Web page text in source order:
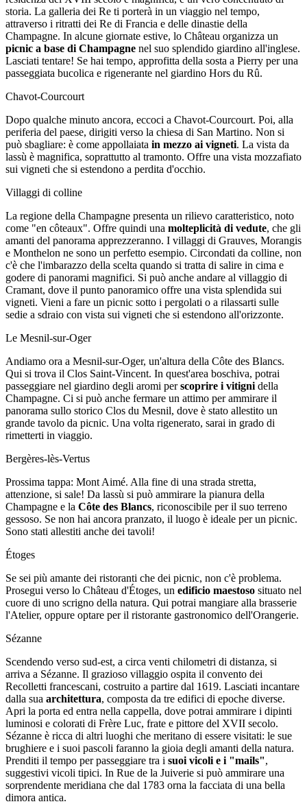
storia. La galleria dei Re ti porterà in un viaggio nel tempo,
attraverso i ritratti dei Re di Francia e delle dinastie della
Champagne. In alcune giornate estive, lo Château organizza un
picnic a base di Champagne nel suo splendido giardino all'inglese.
Lasciati tentare! Se hai tempo, approfitta della sosta a Pierry per una
passeggiata bucolica e rigenerante nel giardino Hors du Rû.
Chavot-Courcourt
Dopo qualche minuto ancora, eccoci a Chavot-Courcourt. Poi, alla
periferia del paese, dirigiti verso la chiesa di San Martino. Non si
può sbagliare: è come appollaiata in mezzo ai vigneti. La vista da
lassù è magnifica, soprattutto al tramonto. Offre una vista mozzafiato
sui vigneti che si estendono a perdita d'occhio.
Villaggi di colline
La regione della Champagne presenta un rilievo caratteristico, noto
come "en côteaux". Offre quindi una molteplicità di vedute, che gli
amanti del panorama apprezzeranno. I villaggi di Grauves, Morangis
e Monthelon ne sono un perfetto esempio. Circondati da colline, non
c'è che l'imbarazzo della scelta quando si tratta di salire in cima e
godere di panorami magnifici. Si può anche andare al villaggio di
Cramant, dove il punto panoramico offre una vista splendida sui
vigneti. Vieni a fare un picnic sotto i pergolati o a rilassarti sulle
sedie a sdraio con vista sui vigneti che si estendono all'orizzonte.
Le Mesnil-sur-Oger
Andiamo ora a Mesnil-sur-Oger, un'altura della Côte des Blancs.
Qui si trova il Clos Saint-Vincent. In quest'area boschiva, potrai
passeggiare nel giardino degli aromi perscoprire i vitigni della
Champagne. Ci si può anche fermare un attimo per ammirare il
panorama sullo storico Clos du Mesnil, dove è stato allestito un
grande tavolo da picnic. Una volta rigenerato, sarai in grado di
rimetterti in viaggio.
Bergères-lès-Vertus
Prossima tappa: Mont Aimé. Alla fine di una strada stretta,
attenzione, si sale! Da lassù si può ammirare la pianura della
Champagne e la Côte des Blancs, riconoscibile per il suo terreno
gessoso. Se non hai ancora pranzato, il luogo è ideale per un picnic.
Sono stati allestiti anche dei tavoli!
Étoges
Se sei più amante dei ristoranti che dei picnic, non c'è problema.
Prosegui verso lo Château d'Étoges, un edificio maestoso situato nel
cuore di uno scrigno della natura. Qui potrai mangiare alla brasserie
l'Atelier, oppure optare per il ristorante gastronomico dell'Orangerie.
Sézanne
Scendendo verso sud-est, a circa venti chilometri di distanza, si
arriva a Sézanne. Il grazioso villaggio ospita il convento dei
Recolletti francescani, costruito a partire dal 1619. Lasciati incantare
dalla sua architettura, composta da tre edifici di epoche diverse.
Apri la porta ed entra nella cappella, dove potrai ammirare i dipinti
luminosi e colorati di Frère Luc, frate e pittore del XVII secolo.
Sézanne è ricca di altri luoghi che meritano di essere visitati: le sue
brughiere e i suoi pascoli faranno la gioia degli amanti della natura.
Prenditi il tempo per passeggiare tra i suoi vicoli e i "mails",
suggestivi vicoli tipici. In Rue de la Juiverie si può ammirare una
sorprendente meridiana che dal 1783 orna la facciata di una bella
dimora antica.